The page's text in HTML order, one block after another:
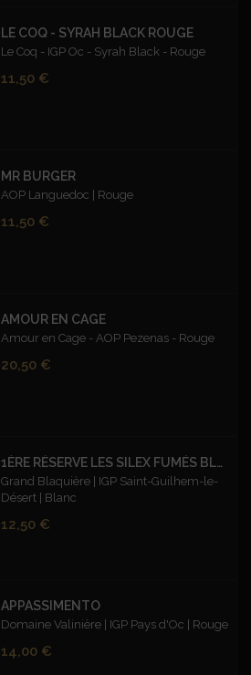
LE COQ - SYRAH BLACK ROUGE
Le Coq - IGP Oc - Syrah Black - Rouge
Prix
11,50 €
MR BURGER
AOP Languedoc | Rouge
Prix
11,50 €
AMOUR EN CAGE
Amour en Cage - AOP Pezenas - Rouge
Prix
20,50 €
1ÈRE RÉSERVE LES SILEX FUMÉS BLANC
Grand Blaquière | IGP Saint-Guilhem-le-
Désert | Blanc
Prix
12,50 €
APPASSIMENTO
Domaine Valinière | IGP Pays d'Oc | Rouge
Prix
14,00 €